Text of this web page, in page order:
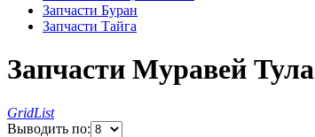
Запчасти Буран
Запчасти Тайга
Запчасти Муравей Тула
GridList
Выводить по: